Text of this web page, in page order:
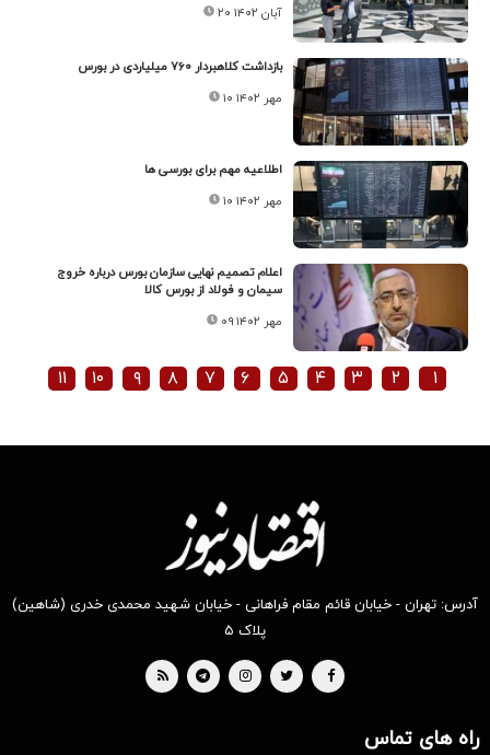
۲۰ آبان ۱۴۰۲
بازداشت کلاهبردار ۷۶۰ میلیاردی در بورس
۱۰ مهر ۱۴۰۲
اطلاعیه مهم برای بورسی ها
۱۰ مهر ۱۴۰۲
اعلام تصمیم نهایی سازمان بورس درباره خروج
سیمان و فولاد از بورس کالا
۰۹ مهر ۱۴۰۲
۱ ۲ ۳ ۴ ۵ ۶ ۷ ۸ ۹ ۱۰ ۱۱
آدرس: تهران - خیابان قائم مقام فراهانی - خیابان شهید محمدی خدری (شاهین)
پلاک ۵
راه های تماس